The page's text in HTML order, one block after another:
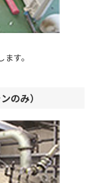
す。
のみ）